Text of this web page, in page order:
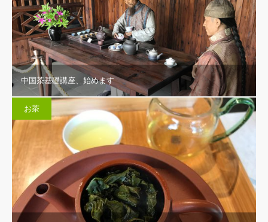
中国茶基礎講座、始めます
お茶